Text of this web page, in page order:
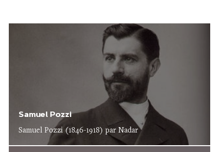
Samuel Pozzi
Samuel Pozzi (1846-1918) par Nadar